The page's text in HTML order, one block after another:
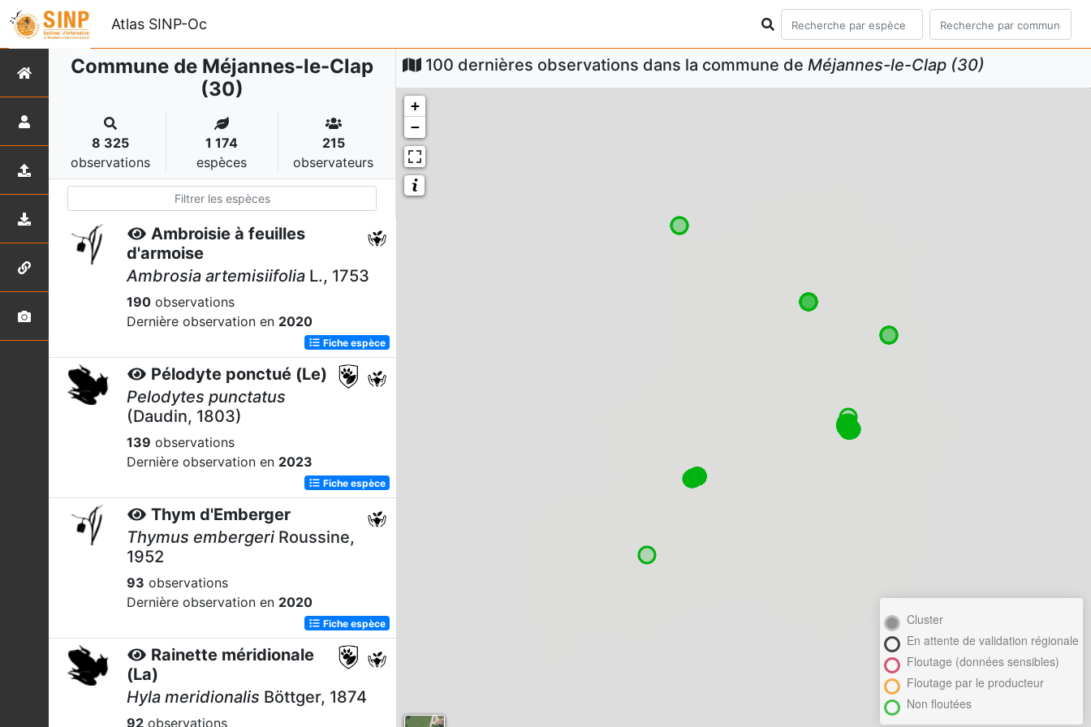
Atlas SINP-Oc
Commune de Méjannes-le-Clap
(30)
8 325
observations
1 174
espèces
215
observateurs
Ambroisie à feuilles
d'armoise
Ambrosia artemisiifolia L., 1753
190 observations
Dernière observation en 2020
Fiche espèce
Pélodyte ponctué (Le)
Pelodytes punctatus
(Daudin, 1803)
139 observations
Dernière observation en 2023
Fiche espèce
Thym d'Emberger
Thymus embergeri Roussine,
1952
93 observations
Dernière observation en 2020
Fiche espèce
Rainette méridionale
(La)
Hyla meridionalis Böttger, 1874
92 observations
100 dernières observations dans la commune de Méjannes-le-Clap (30)
+
−
Cluster
En attente de validation régionale
Floutage (données sensibles)
Floutage par le producteur
Non floutées